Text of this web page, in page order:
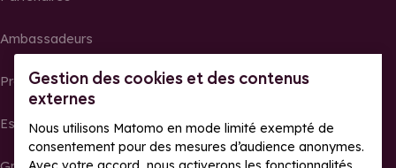
Gestion des cookies et des contenus
externes
Nous utilisons Matomo en mode limité exempté de
consentement pour des mesures d’audience anonymes.
Ambassadeurs
Propriétaires
Espace presse